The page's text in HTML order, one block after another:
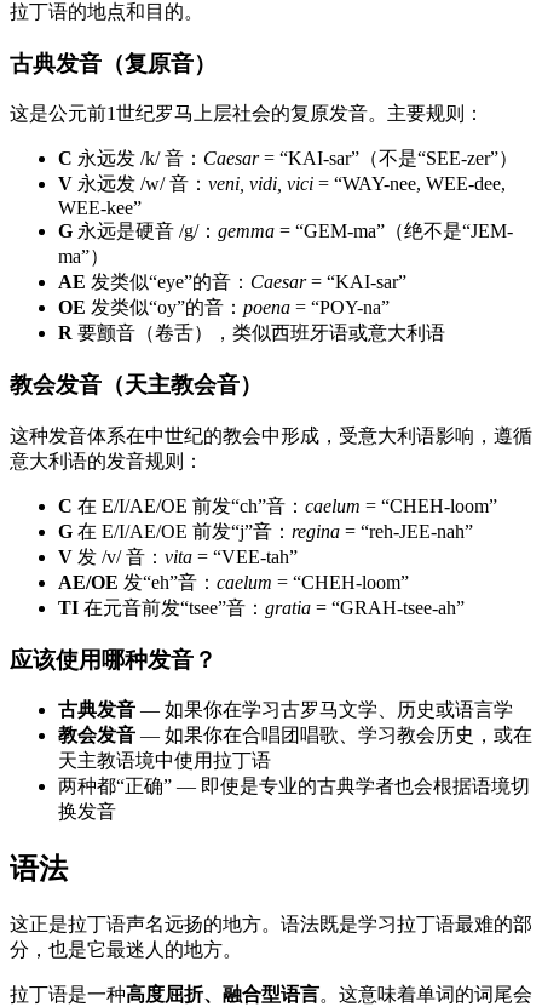
拉丁语的地点和目的。
古典发音（复原音）
这是公元前1世纪罗马上层社会的复原发音。主要规则：
C 永远发 /k/ 音： Caesar= “KAI-sar”（不是“SEE-zer”）
V 永远发 /w/ 音： veni, vidi, vici = “WAY-nee, WEE-dee,
WEE-kee”
G 永远是硬音 /g/： gemma = “GEM-ma”（绝不是“JEM-
ma”）
AE 发类似“eye”的音： Caesar= “KAI-sar”
OE 发类似“oy”的音： poena = “POY-na”
R 要颤音（卷舌），类似西班牙语或意大利语
教会发音（天主教会音）
这种发音体系在中世纪的教会中形成，受意大利语影响，遵循
意大利语的发音规则：
C 在 E/I/AE/OE 前发“ch”音： caelum = “CHEH-loom”
G 在 E/I/AE/OE 前发“j”音： regina = “reh-JEE-nah”
V 发 /v/ 音： vita = “VEE-tah”
AE/OE 发“eh”音： caelum = “CHEH-loom”
TI 在元音前发“tsee”音： gratia = “GRAH-tsee-ah”
应该使用哪种发音？
古典发音 — 如果你在学习古罗马文学、历史或语言学
教会发音 — 如果你在合唱团唱歌、学习教会历史，或在
天主教语境中使用拉丁语
两种都“正确” — 即使是专业的古典学者也会根据语境切
换发音
语法
这正是拉丁语声名远扬的地方。语法既是学习拉丁语最难的部
分，也是它最迷人的地方。
拉丁语是一种高度屈折、融合型语言。这意味着单词的词尾会